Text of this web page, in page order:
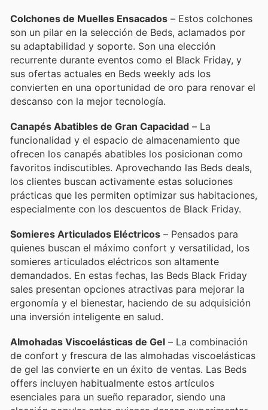
Colchones de Muelles Ensacados – Estos colchones
son un pilar en la selección de Beds, aclamados por
su adaptabilidad y soporte. Son una elección
recurrente durante eventos como el Black Friday, y
sus ofertas actuales en Beds weekly ads los
convierten en una oportunidad de oro para renovar el
descanso con la mejor tecnología.
Canapés Abatibles de Gran Capacidad – La
funcionalidad y el espacio de almacenamiento que
ofrecen los canapés abatibles los posicionan como
favoritos indiscutibles. Aprovechando las Beds deals,
los clientes buscan activamente estas soluciones
prácticas que les permiten optimizar sus habitaciones,
especialmente con los descuentos de Black Friday.
Somieres Articulados Eléctricos – Pensados para
quienes buscan el máximo confort y versatilidad, los
somieres articulados eléctricos son altamente
demandados. En estas fechas, las Beds Black Friday
sales presentan opciones atractivas para mejorar la
ergonomía y el bienestar, haciendo de su adquisición
una inversión inteligente en salud.
Almohadas Viscoelásticas de Gel – La combinación
de confort y frescura de las almohadas viscoelásticas
de gel las convierte en un éxito de ventas. Las Beds
offers incluyen habitualmente estos artículos
esenciales para un sueño reparador, siendo una